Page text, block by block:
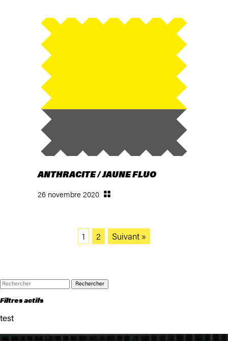
ANTHRACITE / JAUNE FLUO
26 novembre 2020
1 2 Suivant »
Rechercher
Filtres actifs
test